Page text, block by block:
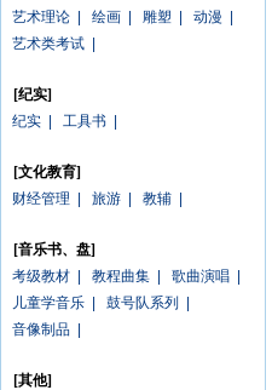
艺术理论
绘画 雕塑 动漫
艺术类考试
[纪实]
纪实
工具书
[文化教育]
财经管理
旅游 教辅
[音乐书、盘]
考级教材
教程曲集 歌曲演唱
儿童学音乐
鼓号队系列
音像制品
[其他]